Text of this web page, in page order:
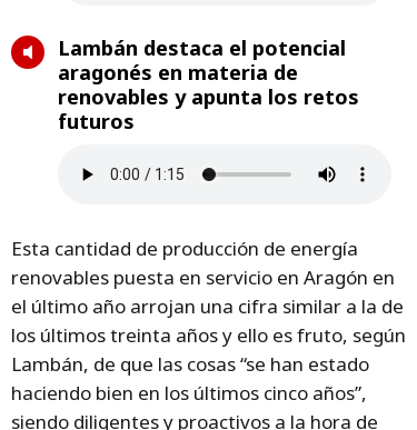
Lambán destaca el potencial
aragonés en materia de
renovables y apunta los retos
futuros
Esta cantidad de producción de energía
renovables puesta en servicio en Aragón en
el último año arrojan una cifra similar a la de
los últimos treinta años y ello es fruto, según
Lambán, de que las cosas “se han estado
haciendo bien en los últimos cinco años”,
siendo diligentes y proactivos a la hora de